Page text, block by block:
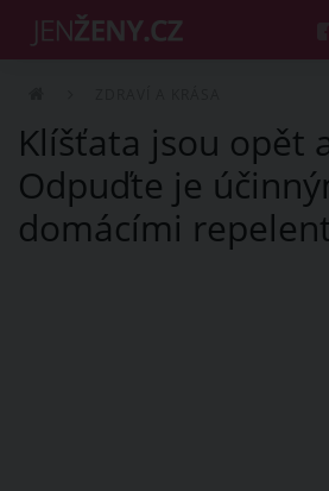
Klíšťata jsou opět
Odpuďte je
domácími